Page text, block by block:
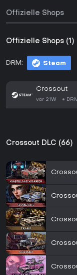
Offizielle Shops
Offizielle Shops (1)
DRM: Steam
Crossout
vor 21W
Crossout DLC (66)